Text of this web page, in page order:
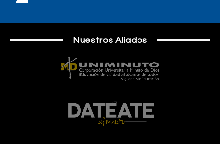
Nuestros Aliados